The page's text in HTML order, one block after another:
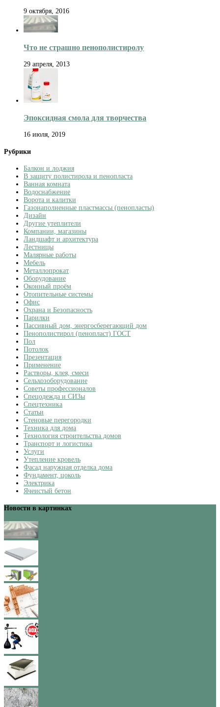
9 октября, 2016
Что не страшно пенополистиролу
29 апреля, 2013
Эпоксидная смола для творчества
16 июля, 2019
Рубрики
Балкон и лоджия
В защиту полистирола и пенопласта
Ванная комната
Водоснабжение
Ворота и калитки
Газонаполненные пластмассы (пенопласты)
Дизайн
Другие утеплители
Компании, магазины
Ландшафт и архитектура
Лестницы
Малярные работы
Мебель
Металлопрокат
Оборудование
Оконный проём
Отопительные системы
Офис
Охрана и Безопасность
Парилки
Пассивный дом, энергосберегающий дом
Пенополистирол (пенопласт) ГОСТ
Пол
Потолок
Презентация
Применение
Растворы, клея, смеси
Сельхозоборудование
Советы профессионалов
Спецодежда и СИЗы
Спецтехника
Статьи
Стеновые перегородки
Техника для дома
Технология строительства домов
Транспорт и логистика
Услуги
Утепление кровель
Фасад наружная отделка дома
Фундамент, цоколь
Электрика
Ячеистый бетон
Новости в картинках